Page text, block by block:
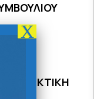
ΤΑΚΤΙΚΗ